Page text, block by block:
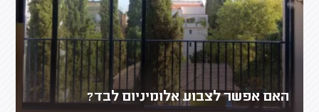
האם אפשר לצבוע אלומיניום לבד?